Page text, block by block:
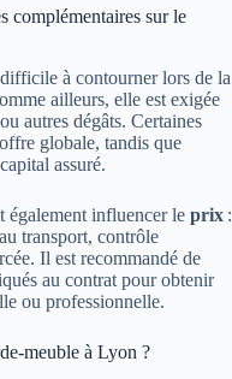
complémentaires sur le
à contourner lors de la
ailleurs, elle est exigée
autres dégâts. Certaines
globale, tandis que
assuré.
également influencer le prix :
transport, contrôle
Il est recommandé de
au contrat pour obtenir
ou professionnelle.
meuble à Lyon ?